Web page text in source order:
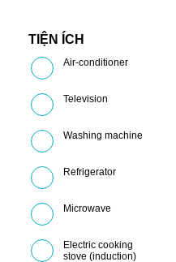
TIỆN ÍCH
Air-conditioner
Television
Washing machine
Refrigerator
Microwave
Electric cooking
stove (induction)